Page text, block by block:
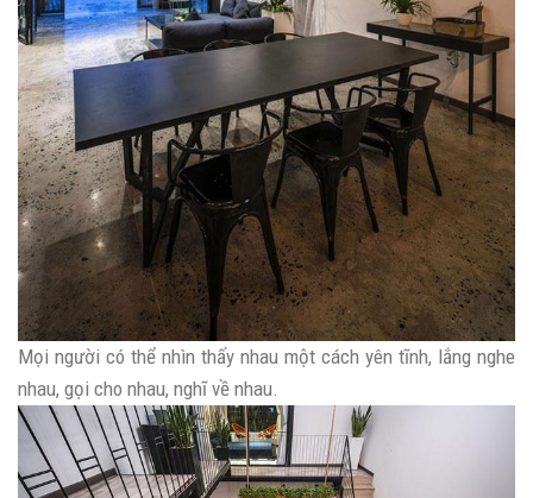
Mọi người có thể nhìn thấy nhau một cách yên tĩnh, lắng nghe
nhau, gọi cho nhau, nghĩ về nhau.